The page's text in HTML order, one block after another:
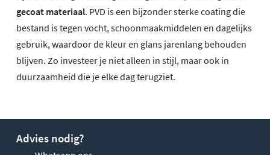
gecoat materiaal. PVD is een bijzonder sterke coating die
bestand is tegen vocht, schoonmaakmiddelen en dagelijks
gebruik, waardoor de kleur en glans jarenlang behouden
blijven. Zo investeer je niet alleen in stijl, maar ook in
duurzaamheid die je elke dag terugziet.
Advies nodig?